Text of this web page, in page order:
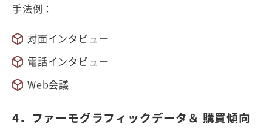
手法例：
対面インタビュー
電話インタビュー
Web会議
4．ファーモグラフィックデータ＆ 購買傾向